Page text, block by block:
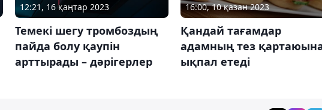
12:21, 16 қаңтар 2023
Темекі шегу тромбоздың
пайда болу қаупін
арттырады – дәрігерлер
16:00, 10 қазан 2023
Қандай тағамдар
адамның тез
ықпал етеді